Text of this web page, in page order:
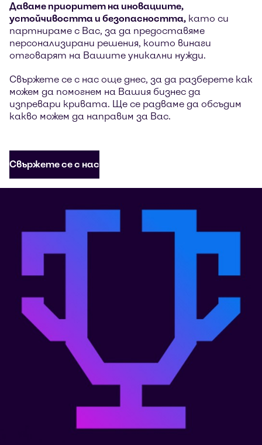
Даваме приоритет на иновациите,
устойчивостта и безопасността, като си
партнираме с Вас, за да предоставяме
персонализирани решения, които винаги
отговарят на Вашите уникални нужди.
Свържете се с нас още днес, за да разберете как
можем да помогнем на Вашия бизнес да
изпревари кривата. Ще се радваме да обсъдим
какво можем да направим за Вас.
Свържете се с нас